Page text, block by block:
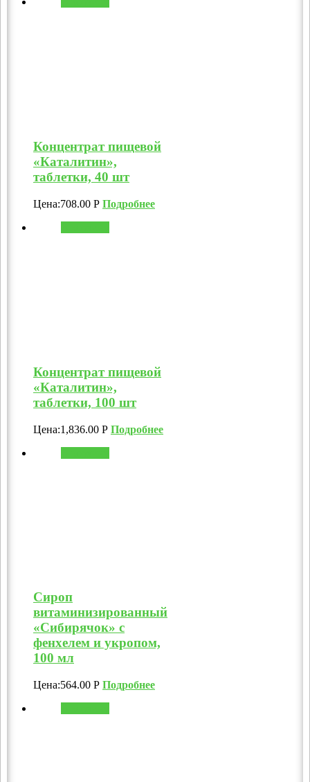
Концентрат пищевой
«Каталитин»,
таблетки, 40 шт
Цена:708.00 Р Подробнее
Концентрат пищевой
«Каталитин»,
таблетки, 100 шт
Цена:1,836.00 Р Подробнее
Сироп
витаминизированный
«Сибирячок» с
фенхелем и укропом,
100 мл
Цена:564.00 Р Подробнее